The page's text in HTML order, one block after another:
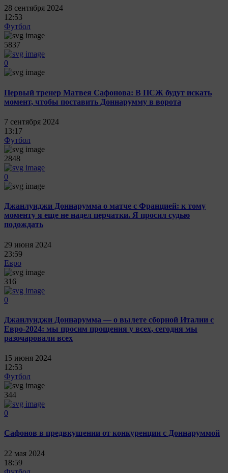
28 сентября 2024
12:53
Футбол
5837
0
Первый тренер Матвея Сафонова: В ПСЖ будут искать
момент, чтобы поставить Доннарумму в ворота
7 сентября 2024
13:17
Футбол
2848
0
Джанлуиджи Доннарумма о матче с Францией: к тому
моменту я еще не надел перчатки. Я просил судью
подождать
29 июня 2024
23:59
Евро
316
0
Джанлуиджи Доннарумма — о вылете сборной Италии с
Евро-2024: мы просим прощения у всех, сегодня мы
разочаровали всех
15 июня 2024
12:53
Футбол
344
0
Сафонов в предвкушении от конкуренции с Доннаруммой
22 мая 2024
18:59